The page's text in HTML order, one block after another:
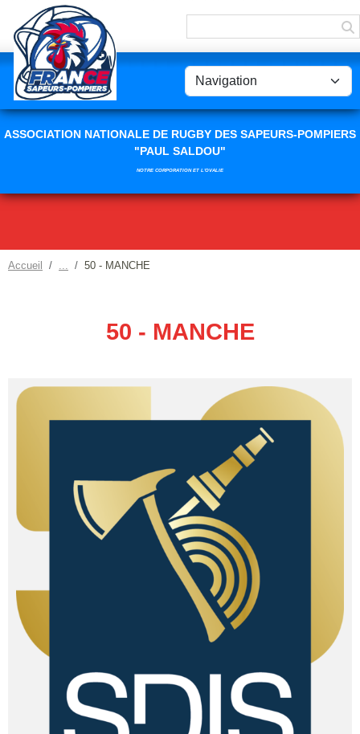
ASSOCIATION NATIONALE DE RUGBY DES SAPEURS-POMPIERS
"PAUL SALDOU"
NOTRE CORPORATION ET L'OVALIE
Accueil 50 - MANCHE
50 - MANCHE
Panneau de gestion des cookies